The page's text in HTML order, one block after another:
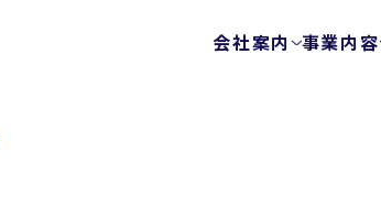
会社案内 事業内容